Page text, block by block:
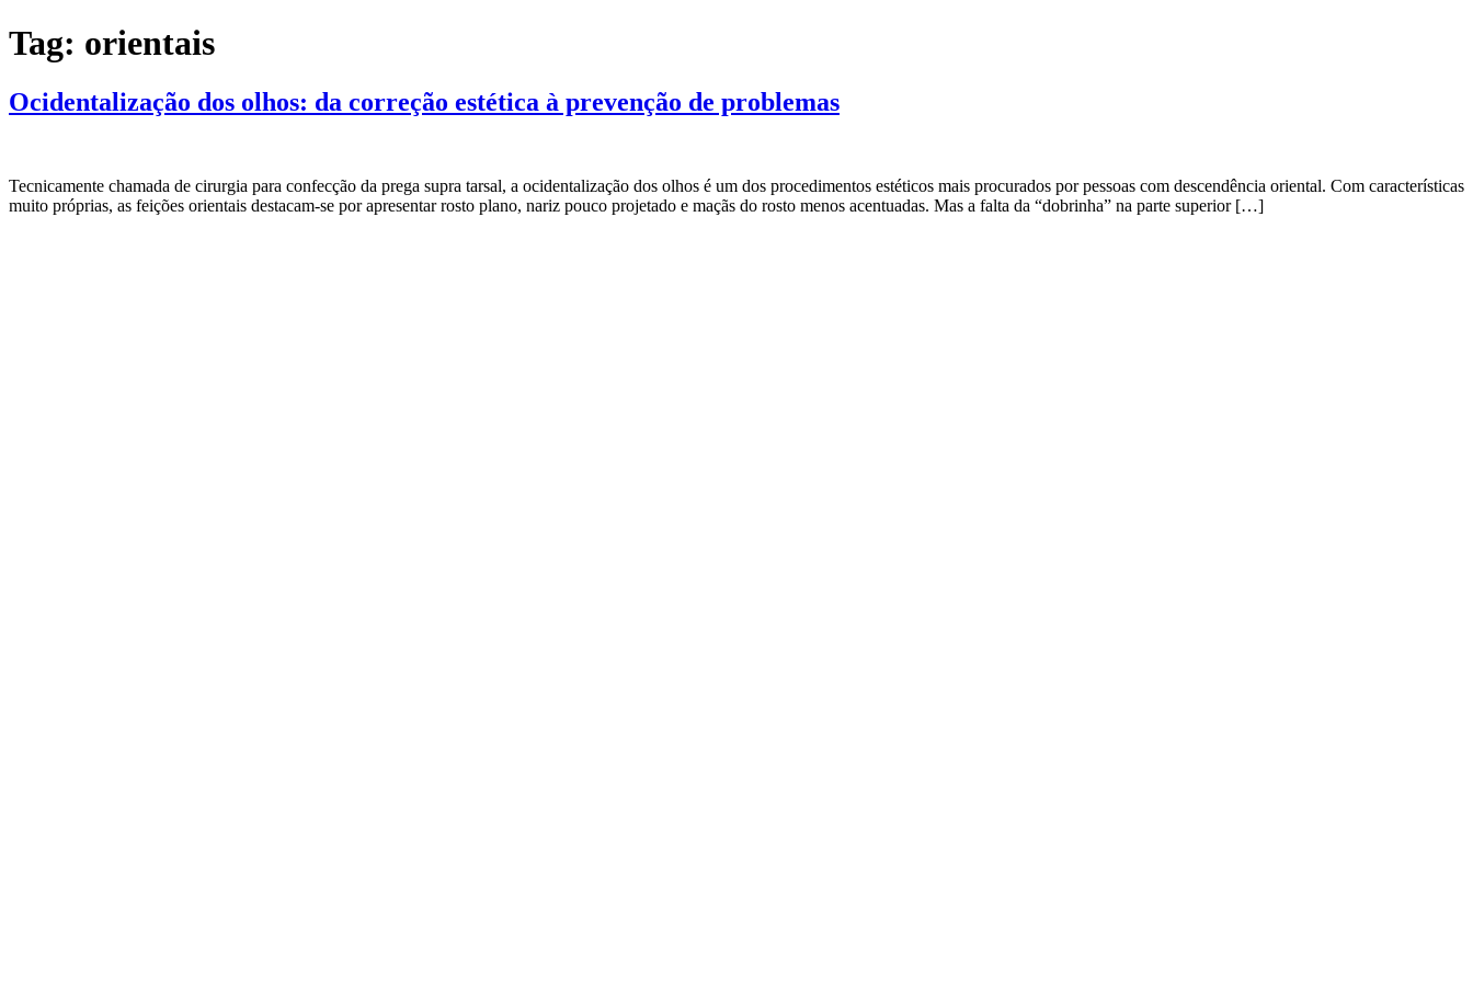
Ir
para
conteúdo
Tag: orientais
Ocidentalização dos olhos: da correção estética à prevenção de problemas
Tecnicamente chamada de cirurgia para confecção da prega supra tarsal, a ocidentalização dos olhos é um dos procedimentos estéticos mais procurados por pessoas com descendência oriental. Com características
muito próprias, as feições orientais destacam-se por apresentar rosto plano, nariz pouco projetado e maçãs do rosto menos acentuadas. Mas a falta da “dobrinha” na parte superior […]